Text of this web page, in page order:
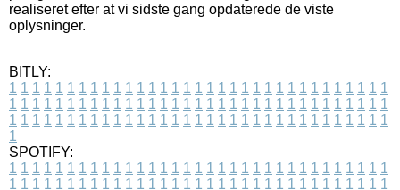
realiseret efter at vi sidste gang opdaterede de viste
oplysninger.
BITLY:
1 1 1 1 1 1 1 1 1 1 1 1 1 1 1 1 1 1 1 1 1 1 1 1 1 1 1 1 1 1 1 1 1
1 1 1 1 1 1 1 1 1 1 1 1 1 1 1 1 1 1 1 1 1 1 1 1 1 1 1 1 1 1 1 1 1
1 1 1 1 1 1 1 1 1 1 1 1 1 1 1 1 1 1 1 1 1 1 1 1 1 1 1 1 1 1 1 1 1
1
SPOTIFY:
1 1 1 1 1 1 1 1 1 1 1 1 1 1 1 1 1 1 1 1 1 1 1 1 1 1 1 1 1 1 1 1 1
1 1 1 1 1 1 1 1 1 1 1 1 1 1 1 1 1 1 1 1 1 1 1 1 1 1 1 1 1 1 1 1 1